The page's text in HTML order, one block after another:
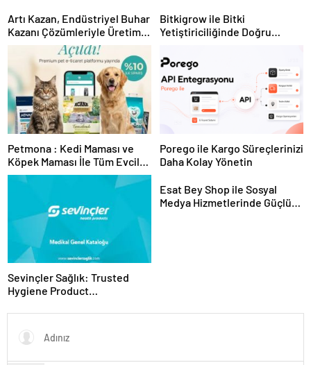
Artı Kazan, Endüstriyel Buhar
Kazanı Çözümleriyle Üretim
Tesislerine Verimli Sistemler
Sunuyor
Bitkigrow ile Bitki
Yetiştiriciliğinde Doğru
Petmona : Kedi Maması ve
Köpek Maması İle Tüm Evcil
Hayvan Ürünleri
Porego ile Kargo Süreçlerinizi
Daha Kolay Yönetin
Sevinçler Sağlık: Trusted
Hygiene Product
Esat Bey Shop ile Sosyal
Medya Hizmetlerinde Güçlü